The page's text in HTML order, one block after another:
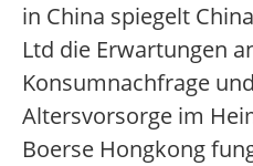
in China spiegelt
Ltd die Erwartungen
Konsumnachfrage
Altersvorsorge im
Boerse Hongkong